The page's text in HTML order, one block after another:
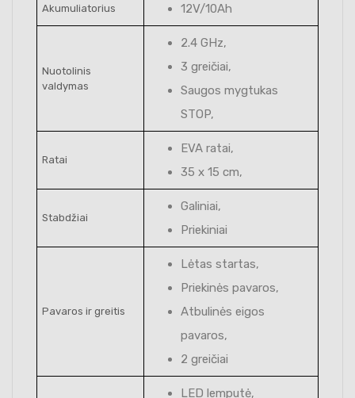
Akumuliatorius 12V/10Ah
Nuotolinis
valdymas
2.4 GHz,
3 greičiai,
Saugos mygtukas
STOP,
Ratai
EVA ratai,
35 x 15 cm,
Stabdžiai
Galiniai,
Priekiniai
Pavaros ir greitis
Lėtas startas,
Priekinės pavaros,
Atbulinės eigos
pavaros,
2 greičiai
LED lemputė,